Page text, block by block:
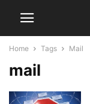
Home Tags Mail
mail